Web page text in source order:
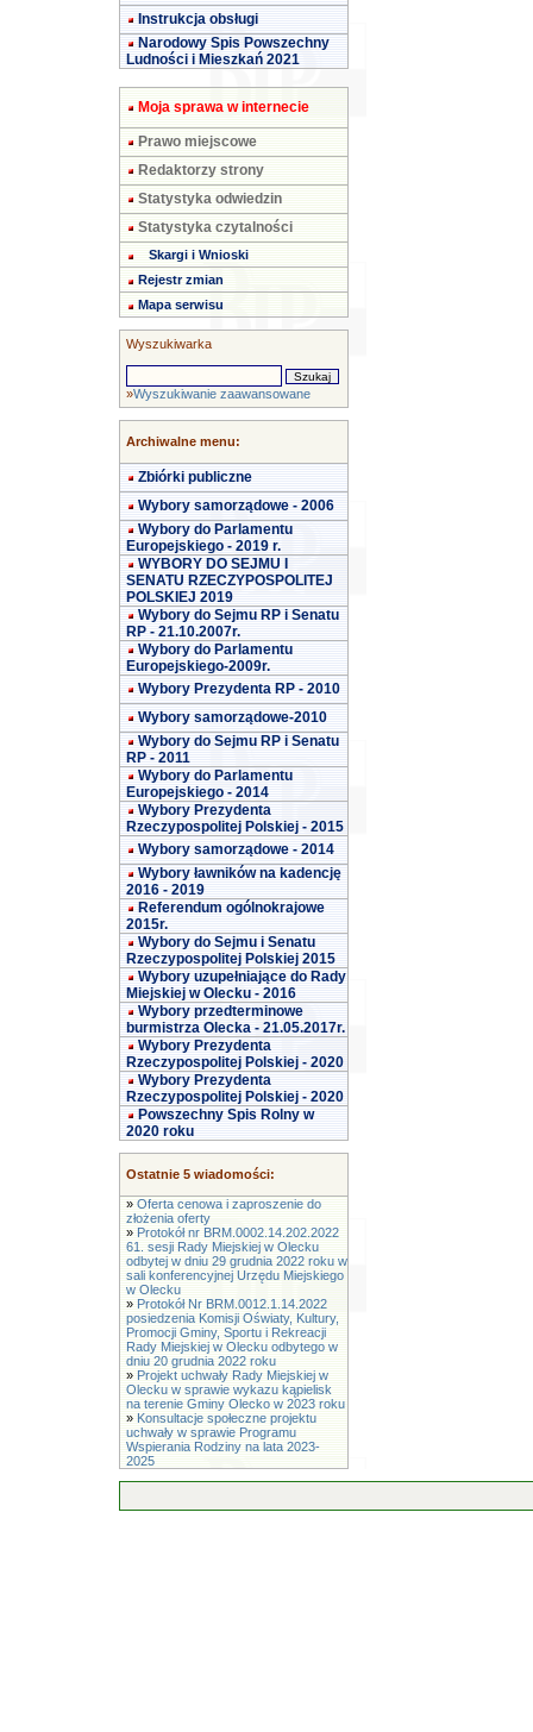
Instrukcja obsługi
Narodowy Spis Powszechny
Ludności i Mieszkań 2021
Moja sprawa w internecie
Prawo miejscowe
Redaktorzy strony
Statystyka odwiedzin
Statystyka czytalności
Skargi i Wnioski
Rejestr zmian
Mapa serwisu
Wyszukiwarka
»Wyszukiwanie zaawansowane
Archiwalne menu:
Zbiórki publiczne
Wybory samorządowe - 2006
Wybory do Parlamentu
Europejskiego - 2019 r.
WYBORY DO SEJMU I
SENATU RZECZYPOSPOLITEJ
POLSKIEJ 2019
Wybory do Sejmu RP i Senatu
RP - 21.10.2007r.
Wybory do Parlamentu
Europejskiego-2009r.
Wybory Prezydenta RP - 2010
Wybory samorządowe-2010
Wybory do Sejmu RP i Senatu
RP - 2011
Wybory do Parlamentu
Europejskiego - 2014
Wybory Prezydenta
Rzeczypospolitej Polskiej - 2015
Wybory samorządowe - 2014
Wybory ławników na kadencję
2016 - 2019
Referendum ogólnokrajowe
2015r.
Wybory do Sejmu i Senatu
Rzeczypospolitej Polskiej 2015
Wybory uzupełniające do Rady
Miejskiej w Olecku - 2016
Wybory przedterminowe
burmistrza Olecka - 21.05.2017r.
Wybory Prezydenta
Rzeczypospolitej Polskiej - 2020
Wybory Prezydenta
Rzeczypospolitej Polskiej - 2020
Powszechny Spis Rolny w
2020 roku
Ostatnie 5 wiadomości:
» Oferta cenowa i zaproszenie do
złożenia oferty
» Protokół nr BRM.0002.14.202.2022
61. sesji Rady Miejskiej w Olecku
odbytej w dniu 29 grudnia 2022 roku w
sali konferencyjnej Urzędu Miejskiego
w Olecku
» Protokół Nr BRM.0012.1.14.2022
posiedzenia Komisji Oświaty, Kultury,
Promocji Gminy, Sportu i Rekreacji
Rady Miejskiej w Olecku odbytego w
dniu 20 grudnia 2022 roku
» Projekt uchwały Rady Miejskiej w
Olecku w sprawie wykazu kąpielisk
na terenie Gminy Olecko w 2023 roku
» Konsultacje społeczne projektu
uchwały w sprawie Programu
Wspierania Rodziny na lata 2023-
2025